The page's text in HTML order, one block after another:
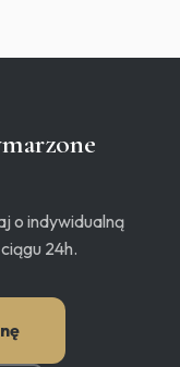
o indywidualną
24h.